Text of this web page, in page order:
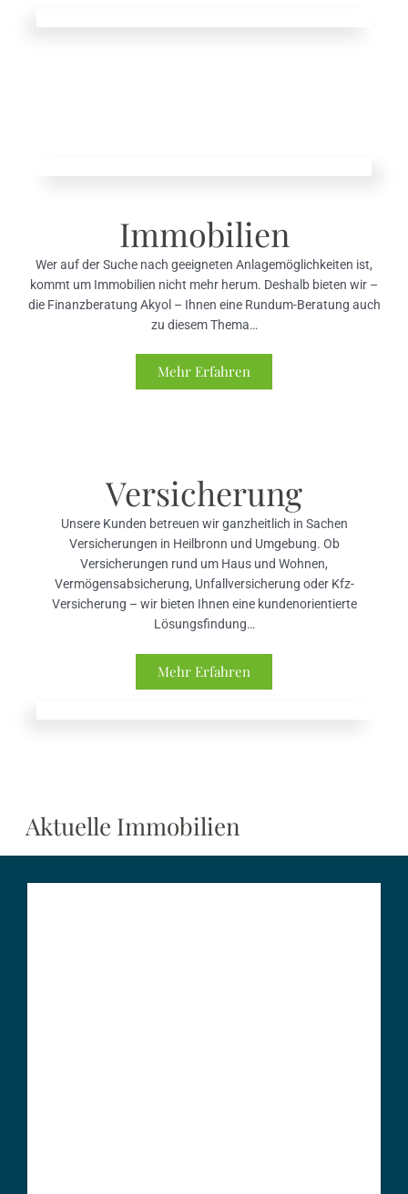
Immobilien
Wer auf der Suche nach geeigneten Anlagemöglichkeiten ist,
kommt um Immobilien nicht mehr herum. Deshalb bieten wir –
die Finanzberatung Akyol – Ihnen eine Rundum-Beratung auch
zu diesem Thema…
Mehr Erfahren
Versicherung
Unsere Kunden betreuen wir ganzheitlich in Sachen
Versicherungen in Heilbronn und Umgebung. Ob
Versicherungen rund um Haus und Wohnen,
Vermögensabsicherung, Unfallversicherung oder Kfz-
Versicherung – wir bieten Ihnen eine kundenorientierte
Lösungsfindung…
Mehr Erfahren
Aktuelle Immobilien